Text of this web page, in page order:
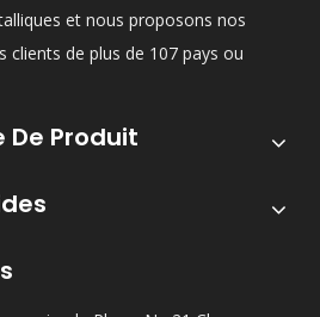
et nous proposons nos
clients de plus de 107 pays ou
Produit